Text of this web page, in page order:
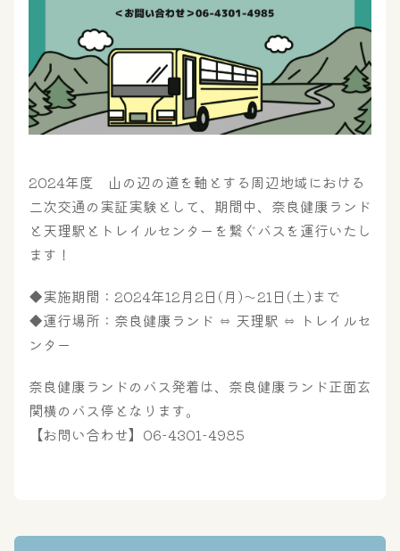
大浴場 サウナ・岩盤浴
屋内レジャープール グルメ
奈良わんぱくランド
はしゃきっズ
2024年度 山の辺の道を軸とする周辺地域における
二次交通の実証実験として、期間中、奈良健康ランド
と天理駅とトレイルセンターを繋ぐバスを運行いたし
ます！
◆実施期間：2024年12月2日(月)〜21日(土)まで
◆運行場所：奈良健康ランド ⇔ 天理駅 ⇔ トレイルセ
ンター
奈良健康ランドのバス発着は、奈良健康ランド正面玄
関横のバス停となります。
【お問い合わせ】06-4301-4985